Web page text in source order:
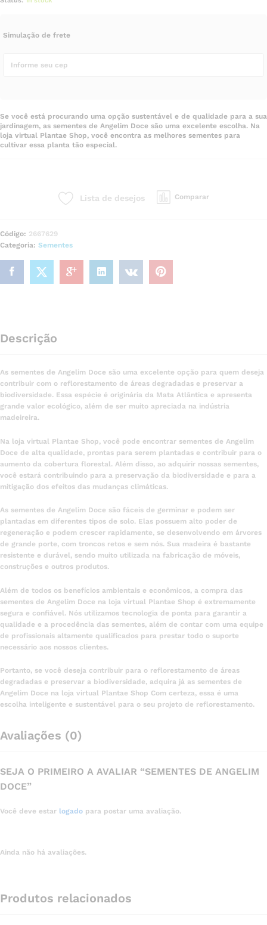
Simulação de frete
Se você está procurando uma opção sustentável e de qualidade para a sua
jardinagem, as sementes de Angelim Doce são uma excelente escolha. Na
loja virtual Plantae Shop, você encontra as melhores sementes para
cultivar essa planta tão especial.
Lista de desejos Comparar
Código: 2667629
Categoria: Sementes
Descrição
As sementes de Angelim Doce são uma excelente opção para quem deseja
contribuir com o reflorestamento de áreas degradadas e preservar a
biodiversidade. Essa espécie é originária da Mata Atlântica e apresenta
grande valor ecológico, além de ser muito apreciada na indústria
madeireira.
Na loja virtual Plantae Shop, você pode encontrar sementes de Angelim
Doce de alta qualidade, prontas para serem plantadas e contribuir para o
aumento da cobertura florestal. Além disso, ao adquirir nossas sementes,
você estará contribuindo para a preservação da biodiversidade e para a
mitigação dos efeitos das mudanças climáticas.
As sementes de Angelim Doce são fáceis de germinar e podem ser
plantadas em diferentes tipos de solo. Elas possuem alto poder de
regeneração e podem crescer rapidamente, se desenvolvendo em árvores
de grande porte, com troncos retos e sem nós. Sua madeira é bastante
resistente e durável, sendo muito utilizada na fabricação de móveis,
construções e outros produtos.
Além de todos os benefícios ambientais e econômicos, a compra das
sementes de Angelim Doce na loja virtual Plantae Shop é extremamente
segura e confiável. Nós utilizamos tecnologia de ponta para garantir a
qualidade e a procedência das sementes, além de contar com uma equipe
de profissionais altamente qualificados para prestar todo o suporte
necessário aos nossos clientes.
Portanto, se você deseja contribuir para o reflorestamento de áreas
degradadas e preservar a biodiversidade, adquira já as sementes de
Angelim Doce na loja virtual Plantae Shop Com certeza, essa é uma
escolha inteligente e sustentável para o seu projeto de reflorestamento.
Avaliações (0)
SEJA O PRIMEIRO A AVALIAR “SEMENTES DE ANGELIM
DOCE”
Você deve estar logado para postar uma avaliação.
Ainda não há avaliações.
Produtos relacionados